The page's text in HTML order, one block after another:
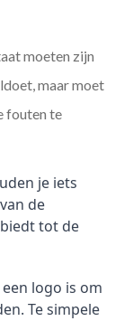
moeten zijn
maar moet
fouten te
je iets
de
tot de
logo is om
Te simpele